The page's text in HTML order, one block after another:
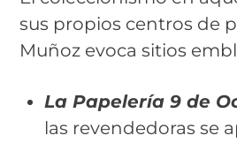
sus propios centros de
Muñoz evoca sitios
La Papelería 9 de
las revendedoras se